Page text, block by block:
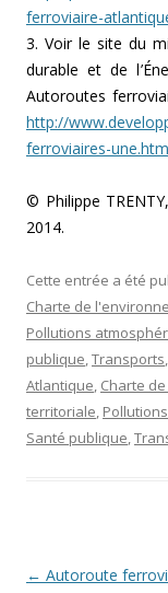
ferroviaire-
3. Voir le site du
durable et de
Autoroutes
http://
ferroviaires-
© Philippe
2014.
Cette entrée a été
Charte de
Pollutions
publique,Transports
Atlantique, Charte
territoriale,
Santé publique,
Navigation des
← Autoroute